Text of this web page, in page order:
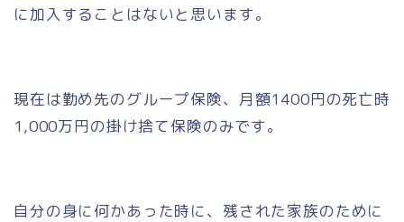
に加入することはないと思います。
現在は勤め先のグループ保険、月額1400円の死亡時
1,000万円の掛け捨て保険のみです。
自分の身に何かあった時に、残された家族のために